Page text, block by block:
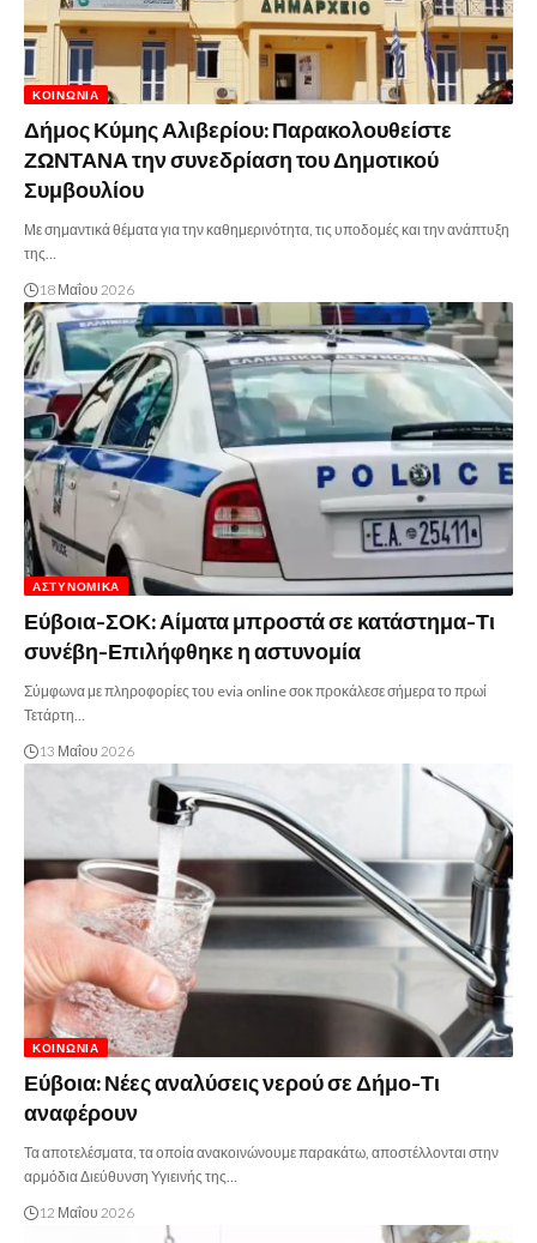
ΚΟΙΝΩΝΊΑ
Δήμος Κύμης Αλιβερίου: Παρακολουθείστε
ΖΩΝΤΑΝΑ την συνεδρίαση του Δημοτικού
Συμβουλίου
Με σημαντικά θέματα για την καθημερινότητα, τις υποδομές και την ανάπτυξη
της…
18 Μαΐου 2026
ΑΣΤΥΝΟΜΙΚΆ
Εύβοια-ΣΟΚ: Αίματα μπροστά σε κατάστημα-Τι
συνέβη-Επιλήφθηκε η αστυνομία
Σύμφωνα με πληροφορίες του evia online σοκ προκάλεσε σήμερα το πρωί
Τετάρτη…
13 Μαΐου 2026
ΚΟΙΝΩΝΊΑ
Εύβοια: Νέες αναλύσεις νερού σε Δήμο-Τι
αναφέρουν
Τα αποτελέσματα, τα οποία ανακοινώνουμε παρακάτω, αποστέλλονται στην
αρμόδια Διεύθυνση Υγιεινής της…
12 Μαΐου 2026